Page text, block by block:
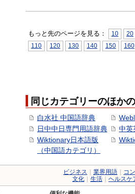
もっと先のページを見る： 10 20
110
120 130 140 150 160
同じカテゴリーのほか
白水社 中国語辞典
日中中日専門用語辞典
Wiktionary日本語版
（中国語カテゴリ）
中英
ビジネス 業界用語 コ
文化
生活 ヘルスケ